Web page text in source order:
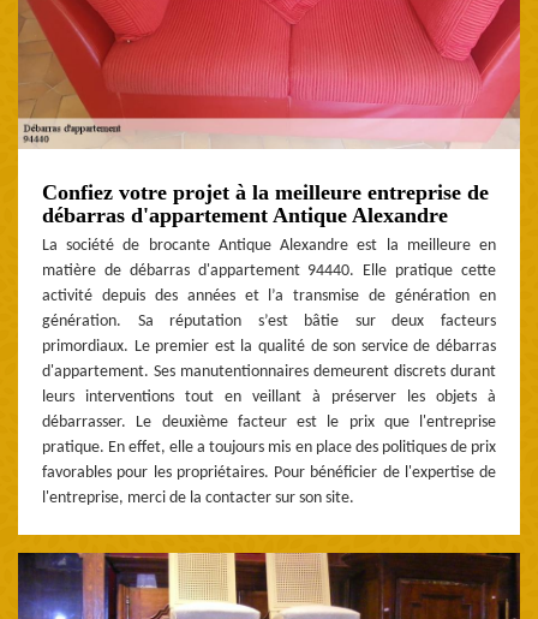
Confiez votre projet à la meilleure entreprise de
débarras d'appartement Antique Alexandre
La société de brocante Antique Alexandre est la meilleure en
matière de débarras d'appartement 94440. Elle pratique cette
activité depuis des années et l’a transmise de génération en
génération. Sa réputation s’est bâtie sur deux facteurs
primordiaux. Le premier est la qualité de son service de débarras
d'appartement. Ses manutentionnaires demeurent discrets durant
leurs interventions tout en veillant à préserver les objets à
débarrasser. Le deuxième facteur est le prix que l'entreprise
pratique. En effet, elle a toujours mis en place des politiques de prix
favorables pour les propriétaires. Pour bénéficier de l'expertise de
l'entreprise, merci de la contacter sur son site.